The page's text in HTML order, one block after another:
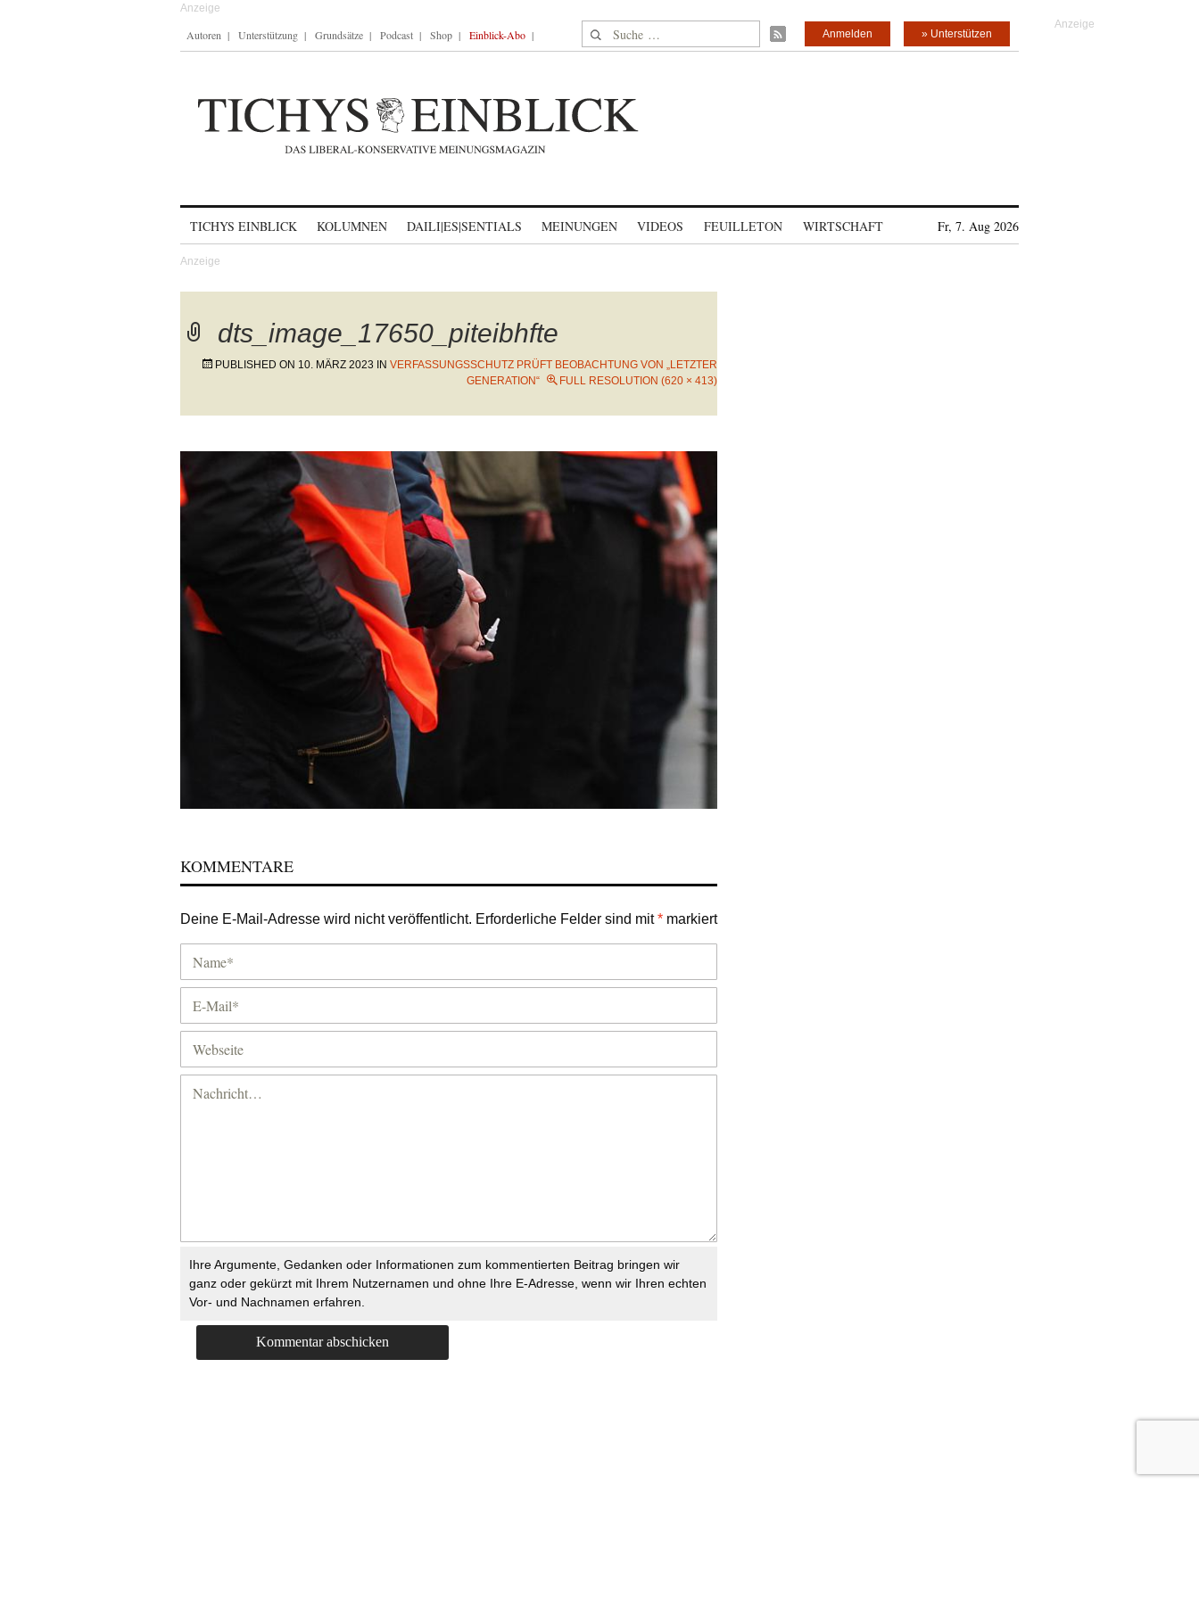
Autoren Unterstützung Grundsätze Podcast Shop Einblick-Abo Suche nach: » Unterstützen
Anmelden
TICHYS EINBLICK KOLUMNEN DAILI|ES|SENTIALS MEINUNGEN VIDEOS FEUILLETON WIRTSCHAFT Fr, 7. Aug 2026
dts_image_17650_piteibhfte
PUBLISHED ON 10. MÄRZ 2023 IN VERFASSUNGSSCHUTZ PRÜFT BEOBACHTUNG VON „LETZTER
GENERATION“
FULL RESOLUTION (620 × 413)
KOMMENTARE
Deine E-Mail-Adresse wird nicht veröffentlicht. Erforderliche Felder sind mit* markiert
Ihre Argumente, Gedanken oder Informationen zum kommentierten Beitrag bringen wir
ganz oder gekürzt mit Ihrem Nutzernamen und ohne Ihre E-Adresse, wenn wir Ihren echten
Vor- und Nachnamen erfahren.